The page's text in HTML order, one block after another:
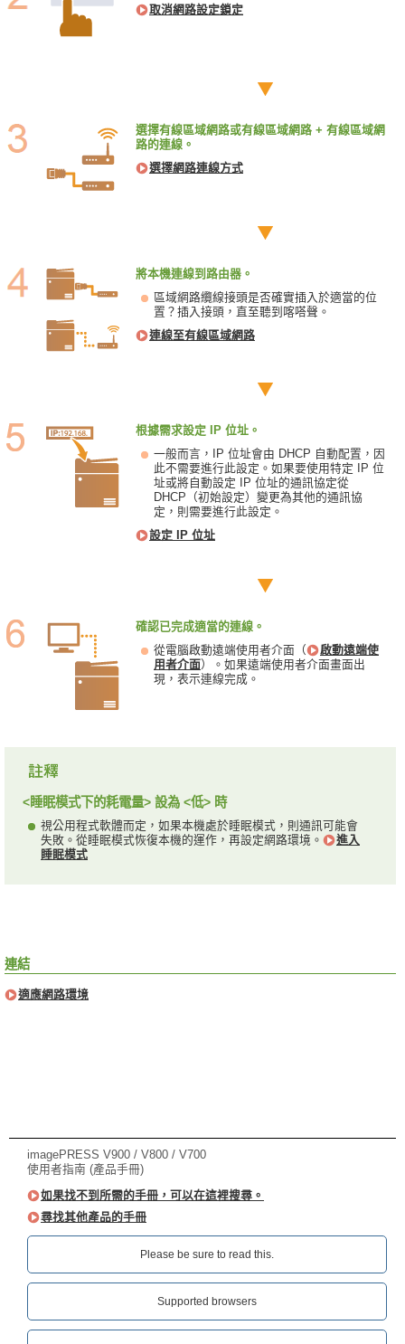
取消網路設定鎖定
選擇有線區域網路或有線區域網路 + 有線區域網
路的連線。
選擇網路連線方式
將本機連線到路由器。
區域網路纜線接頭是否確實插入於適當的位
置？插入接頭，直至聽到喀嗒聲。
連線至有線區域網路
根據需求設定 IP 位址。
一般而言，IP 位址會由 DHCP 自動配置，因
此不需要進行此設定。如果要使用特定 IP 位
址或將自動設定 IP 位址的通訊協定從
DHCP（初始設定）變更為其他的通訊協
定，則需要進行此設定。
設定 IP 位址
確認已完成適當的連線。
從電腦啟動遠端使用者介面（
啟動遠端使
用者介面）。如果遠端使用者介面畫面出
現，表示連線完成。
<睡眠模式下的耗電量> 設為 <低> 時
視公用程式軟體而定，如果本機處於睡眠模式，則通訊可能會
失敗。從睡眠模式恢復本機的運作，再設定網路環境。
進入
睡眠模式
連結
適應網路環境
imagePRESS V900 / V800 / V700
使用者指南 (產品手冊)
如果找不到所需的手冊，可以在這裡搜尋。
尋找其他產品的手冊
Please be sure to read this.‎
Supported browsers